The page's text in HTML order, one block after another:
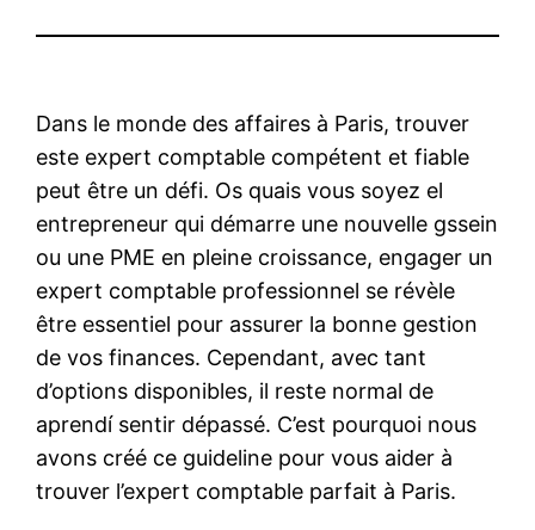
Dans le monde des affaires à Paris, trouver
este expert comptable compétent et fiable
peut être un défi. Os quais vous soyez el
entrepreneur qui démarre une nouvelle gssein
ou une PME en pleine croissance, engager un
expert comptable professionnel se révèle
être essentiel pour assurer la bonne gestion
de vos finances. Cependant, avec tant
d’options disponibles, il reste normal de
aprendí sentir dépassé. C’est pourquoi nous
avons créé ce guideline pour vous aider à
trouver l’expert comptable parfait à Paris.